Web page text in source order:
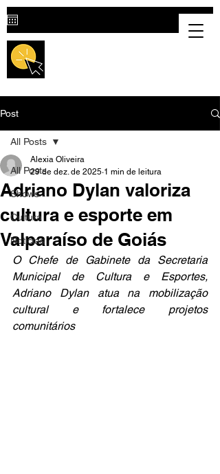
Post
All Posts
Shows
Cultura
Notícias
All Posts
Adriano Dylan valoriza
cultura e esporte em
Valparaíso de Goiás
Alexia Oliveira
29 de dez. de 2025 1 min de leitura
O Chefe de Gabinete da Secretaria
Municipal de Cultura e Esportes,
Adriano Dylan atua na mobilização
cultural e fortalece projetos
comunitários